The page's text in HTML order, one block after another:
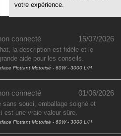
votre expérience.
15/07/2026
connecté
la description est fidèle et le
aide pour les conseils.
Flottant Motorisé - 60W - 3000 L/H
01/06/2026
connecté
sans souci, emballage soigné et
est une vraie valeur sûre.
Flottant Motorisé - 60W - 3000 L/H